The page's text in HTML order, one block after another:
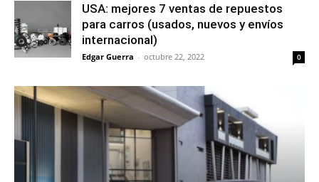
USA: mejores 7 ventas de repuestos
para carros (usados, nuevos y envíos
internacional)
Edgar Guerra - octubre 22, 2022 0